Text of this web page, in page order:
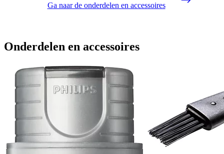
Ga naar de onderdelen en accessoires
Onderdelen en accessoires